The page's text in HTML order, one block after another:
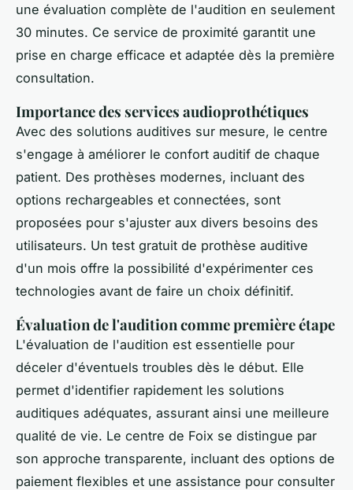
une évaluation complète de l'audition en seulement
30 minutes. Ce service de proximité garantit une
prise en charge efficace et adaptée dès la première
consultation.
Importance des services audioprothétiques
Avec des solutions auditives sur mesure, le centre
s'engage à améliorer le confort auditif de chaque
patient. Des prothèses modernes, incluant des
options rechargeables et connectées, sont
proposées pour s'ajuster aux divers besoins des
utilisateurs. Un test gratuit de prothèse auditive
d'un mois offre la possibilité d'expérimenter ces
technologies avant de faire un choix définitif.
Évaluation de l'audition comme première étape
L'évaluation de l'audition est essentielle pour
déceler d'éventuels troubles dès le début. Elle
permet d'identifier rapidement les solutions
auditiques adéquates, assurant ainsi une meilleure
qualité de vie. Le centre de Foix se distingue par
son approche transparente, incluant des options de
paiement flexibles et une assistance pour consulter